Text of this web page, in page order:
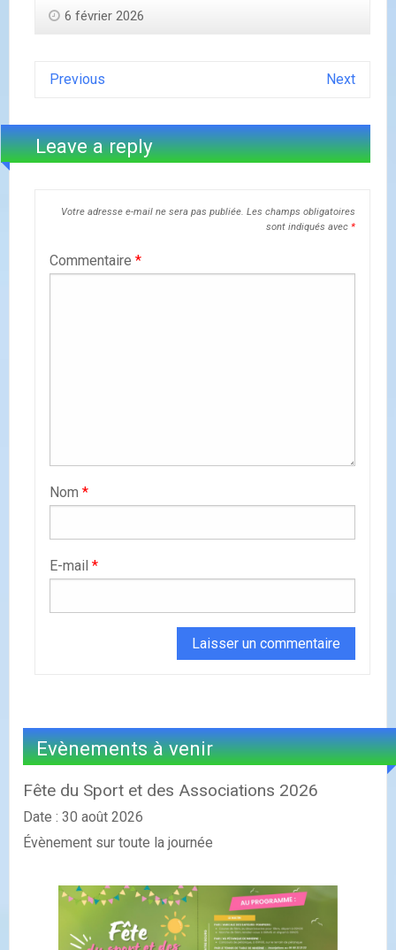
6 février 2026
Previous Next
Leave a reply
Votre adresse e-mail ne sera pas publiée. Les champs obligatoires
sont indiqués avec *
Commentaire *
Nom *
E-mail *
Evènements à venir
Fête du Sport et des Associations 2026
Date : 30 août 2026
Évènement sur toute la journée